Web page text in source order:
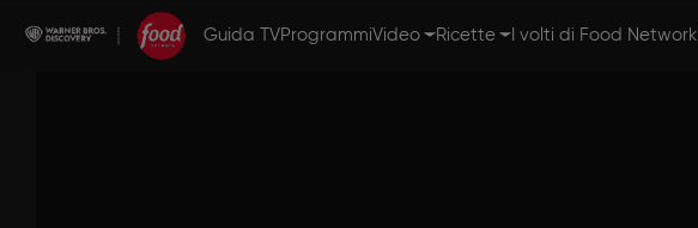
Guida TVProgrammiVideo Ricette I volti di Food Network